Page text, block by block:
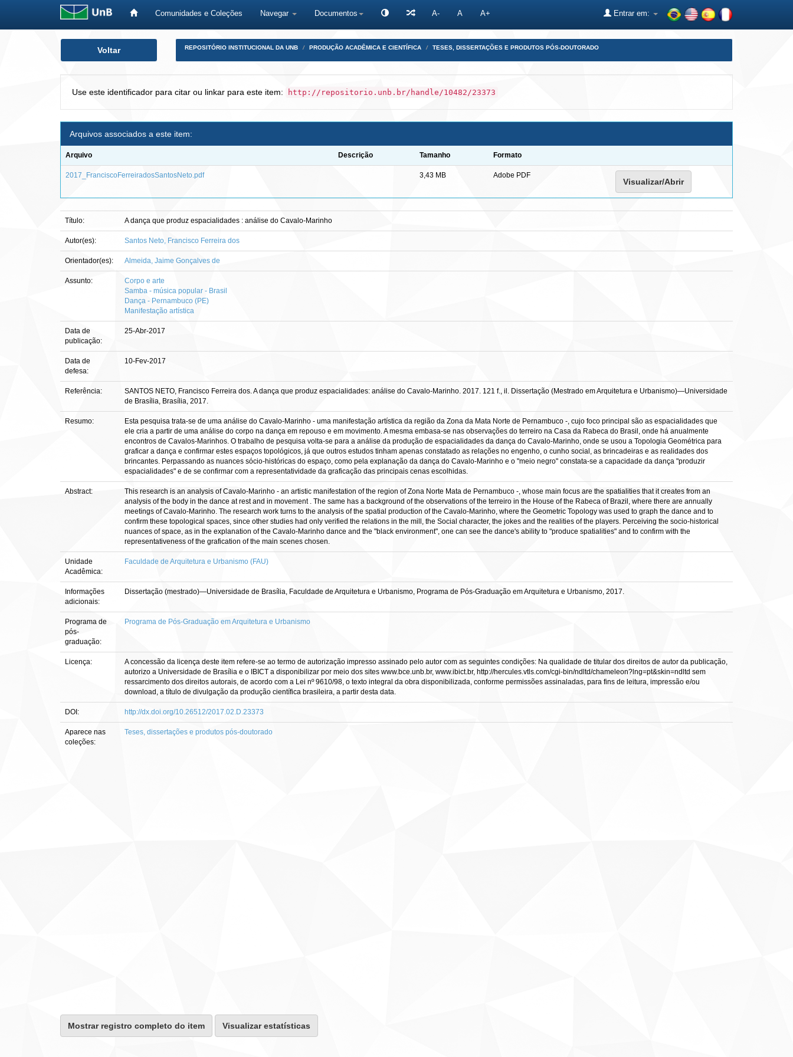
Comunidades e Coleções Navegar Documentos A- A A+ Entrar em:
Voltar REPOSITÓRIO INSTITUCIONAL DA UNB PRODUÇÃO ACADÊMICA E CIENTÍFICA TESES, DISSERTAÇÕES E PRODUTOS PÓS-DOUTORADO
Use este identificador para citar ou linkar para este item: http://repositorio.unb.br/handle/10482/23373
Arquivos associados a este item:
Arquivo Descrição Tamanho Formato
2017_FranciscoFerreiradosSantosNeto.pdf 3,43 MB Adobe PDF
Visualizar/Abrir
Título: A dança que produz espacialidades : análise do Cavalo-Marinho
Autor(es): Santos Neto, Francisco Ferreira dos
Orientador(es): Almeida, Jaime Gonçalves de
Assunto:
Corpo e arte
Samba - música popular - Brasil
Dança - Pernambuco (PE)
Manifestação artística
Data de
publicação:
25-Abr-2017
Data de
defesa:
10-Fev-2017
Referência:
SANTOS NETO, Francisco Ferreira dos. A dança que produz espacialidades: análise do Cavalo-Marinho. 2017. 121 f., il. Dissertação (Mestrado em Arquitetura e Urbanismo)—Universidade
de Brasília, Brasília, 2017.
Resumo:
Esta pesquisa trata-se de uma análise do Cavalo-Marinho - uma manifestação artística da região da Zona da Mata Norte de Pernambuco -, cujo foco principal são as espacialidades que
ele cria a partir de uma análise do corpo na dança em repouso e em movimento. A mesma embasa-se nas observações do terreiro na Casa da Rabeca do Brasil, onde há anualmente
encontros de Cavalos-Marinhos. O trabalho de pesquisa volta-se para a análise da produção de espacialidades da dança do Cavalo-Marinho, onde se usou a Topologia Geométrica para
graficar a dança e confirmar estes espaços topológicos, já que outros estudos tinham apenas constatado as relações no engenho, o cunho social, as brincadeiras e as realidades dos
brincantes. Perpassando as nuances sócio-históricas do espaço, como pela explanação da dança do Cavalo-Marinho e o "meio negro" constata-se a capacidade da dança "produzir
espacialidades" e de se confirmar com a representatividade da graficação das principais cenas escolhidas.
Abstract:
This research is an analysis of Cavalo-Marinho - an artistic manifestation of the region of Zona Norte Mata de Pernambuco -, whose main focus are the spatialities that it creates from an
analysis of the body in the dance at rest and in movement . The same has a background of the observations of the terreiro in the House of the Rabeca of Brazil, where there are annually
meetings of Cavalo-Marinho. The research work turns to the analysis of the spatial production of the Cavalo-Marinho, where the Geometric Topology was used to graph the dance and to
confirm these topological spaces, since other studies had only verified the relations in the mill, the Social character, the jokes and the realities of the players. Perceiving the socio-historical
nuances of space, as in the explanation of the Cavalo-Marinho dance and the "black environment", one can see the dance's ability to "produce spatialities" and to confirm with the
representativeness of the grafication of the main scenes chosen.
Unidade
Acadêmica:
Faculdade de Arquitetura e Urbanismo (FAU)
Informações
adicionais:
Dissertação (mestrado)—Universidade de Brasília, Faculdade de Arquitetura e Urbanismo, Programa de Pós-Graduação em Arquitetura e Urbanismo, 2017.
Programa de
pós-
graduação:
Programa de Pós-Graduação em Arquitetura e Urbanismo
Licença:
A concessão da licença deste item refere-se ao termo de autorização impresso assinado pelo autor com as seguintes condições: Na qualidade de titular dos direitos de autor da publicação,
autorizo a Universidade de Brasília e o IBICT a disponibilizar por meio dos sites www.bce.unb.br, www.ibict.br, http://hercules.vtls.com/cgi-bin/ndltd/chameleon?lng=pt&skin=ndltd sem
ressarcimento dos direitos autorais, de acordo com a Lei nº 9610/98, o texto integral da obra disponibilizada, conforme permissões assinaladas, para fins de leitura, impressão e/ou
download, a título de divulgação da produção científica brasileira, a partir desta data.
DOI: http://dx.doi.org/10.26512/2017.02.D.23373
Aparece nas
coleções:
Teses, dissertações e produtos pós-doutorado
Mostrar registro completo do item Visualizar estatísticas